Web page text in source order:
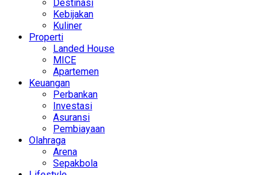
Destinasi
Kebijakan
Kuliner
Properti
Landed House
MICE
Apartemen
Keuangan
Perbankan
Investasi
Asuransi
Pembiayaan
Olahraga
Arena
Sepakbola